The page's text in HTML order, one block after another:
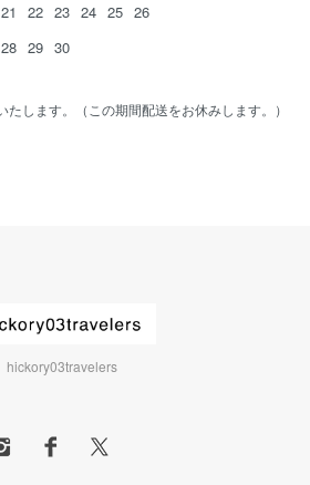
21 22 23 24 25 26
28 29 30
します。（この期間配送をお休みします。）
hickory03travelers